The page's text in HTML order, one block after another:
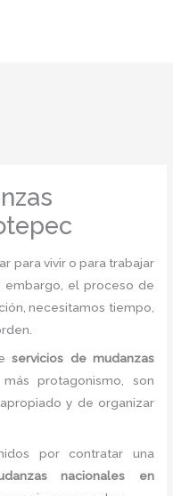
para vivir o para trabajar
embargo, el proceso de
necesitamos tiempo,
servicios de mudanzas
protagonismo, son
y de organizar
por contratar una
nacionales en